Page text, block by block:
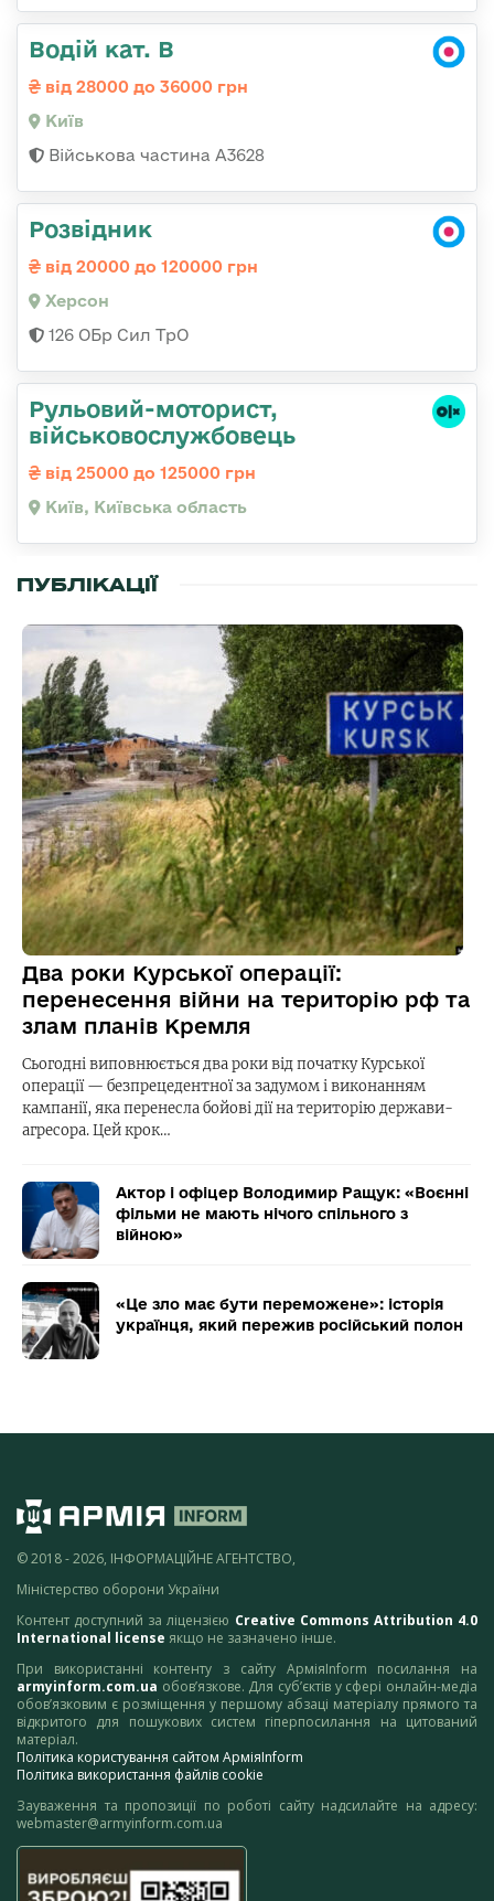
Водій кат. В
від 28000 до 36000 грн
Київ
Військова частина А3628
Розвідник
від 20000 до 120000 грн
Херсон
126 ОБр Сил ТрО
Рульовий-мотоpист,
військовослужбовець
від 25000 до 125000 грн
Київ, Київська область
ПУБЛІКАЦІЇ
Два роки Курської операції:
перенесення війни на територію рф та
злам планів Кремля
Сьогодні виповнюється два роки від початку Курської
операції — безпрецедентної за задумом і виконанням
кампанії, яка перенесла бойові дії на територію держави-
агресора. Цей крок…
Актор і офіцер Володимир Ращук: «Воєнні
фільми не мають нічого спільного з
війною»
«Це зло має бути переможене»: історія
українця, який пережив російський полон
© 2018 - 2026, ІНФОРМАЦІЙНЕ АГЕНТСТВО,
Міністерство оборони України
Контент доступний за ліцензією Creative Commons Attribution 4.0
International license якщо не зазначено інше.
При використанні контенту з сайту АрміяInform посилання на
armyinform.com.ua обов’язкове. Для суб’єктів у сфері онлайн-медіа
обов’язковим є розміщення у першому абзаці матеріалу прямого та
відкритого для пошукових систем гіперпосилання на цитований
матеріал.
Політика користування сайтом АрміяInform
Політика використання файлів cookie
Зауваження та пропозиції по роботі сайту надсилайте на адресу:
webmaster@armyinform.com.ua